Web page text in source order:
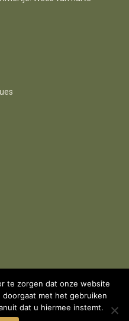
te zorgen dat onze website
doorgaat met het gebruiken
dat u hiermee instemt.